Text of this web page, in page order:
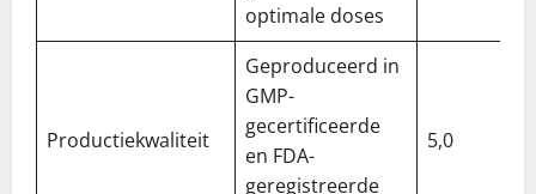
optimale doses
Productiekwaliteit
Geproduceerd in
GMP-
gecertificeerde
en FDA-
geregistreerde
5,0